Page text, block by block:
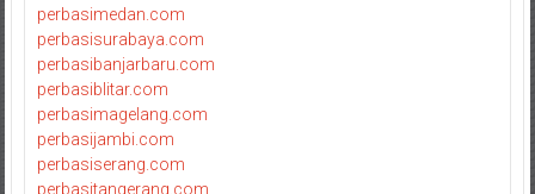
perbasimedan.com
perbasisurabaya.com
perbasibanjarbaru.com
perbasiblitar.com
perbasimagelang.com
perbasijambi.com
perbasiserang.com
perbasitangerang.com